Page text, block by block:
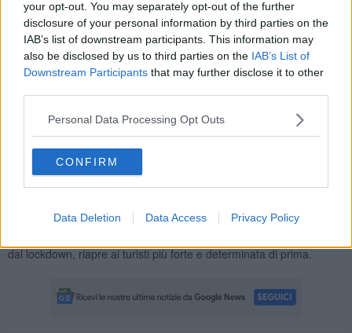
your opt-out. You may separately opt-out of the further
disclosure of your personal information by third parties on the
IAB’s list of downstream participants. This information may
also be disclosed by us to third parties on the IAB’s List of
Downstream Participants that may further disclose it to other
Personal Data Processing Opt Outs
CONFIRM
Data Deletion Data Access Privacy Policy
delle vallate vendono prodotti tipici a Km 0. Tra funghi, formaggi e
salumi, la gente passa in rassegna i 10 banchini posizionati proprio
sotto i Portici di via Roma. Ad onor del vero questa mattina non c'è
stato il "pienone" ma un modesto e costante flusso di persone.
Infine, camminando in salita, si arriva al Prato. Alla Fiera Antiquaria
il flusso di persone è notevole. Tranne per la pausa pranzo il via vai
di visitatori è continuo. Tantissimi aretini ma anche turisti dall'Italia e
chiedevano dove era l'Antiquaria.
dal lockdown, riapre ai turisti più forte e determinata di prima.